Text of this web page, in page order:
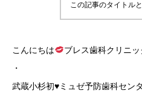
この記事のタイトル
こんにちは
ブレス歯科クリニッ
・
武蔵小杉初♥ミュゼ予防歯科セン